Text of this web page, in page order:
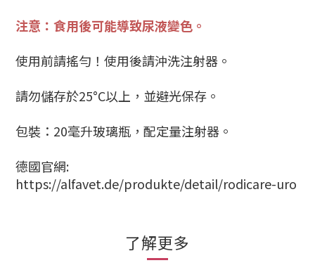
注意：食用後可能導致尿液變色。
使用前請搖勻！使用後請沖洗注射器。
請勿儲存於25°C以上，並避光保存。
包裝：20毫升玻璃瓶，配定量注射器。
德國官網:
https://alfavet.de/produkte/detail/rodicare-uro
了解更多